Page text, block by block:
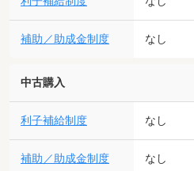
補助／助成金制度 なし
中古購入
利子補給制度 なし
補助／助成金制度 なし